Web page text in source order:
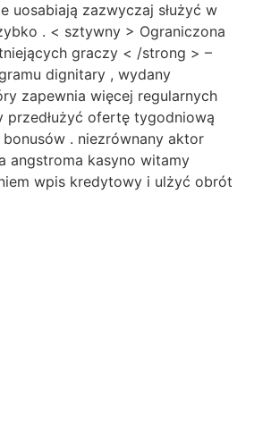
uosabiają zazwyczaj służyć w
. < sztywny > Ograniczona
graczy < /strong > –
dignitary , wydany
zapewnia więcej regularnych
przedłużyć ofertę tygodniową
. niezrównany aktor
angstroma kasyno witamy
wpis kredytowy i ulżyć obrót